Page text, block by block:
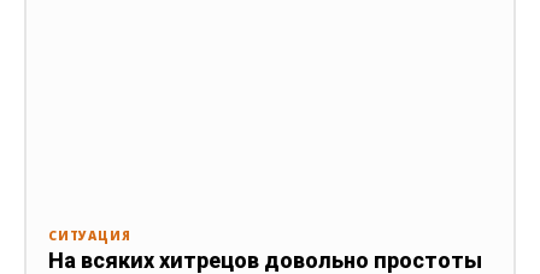
СИТУАЦИЯ
На всяких хитрецов довольно простоты